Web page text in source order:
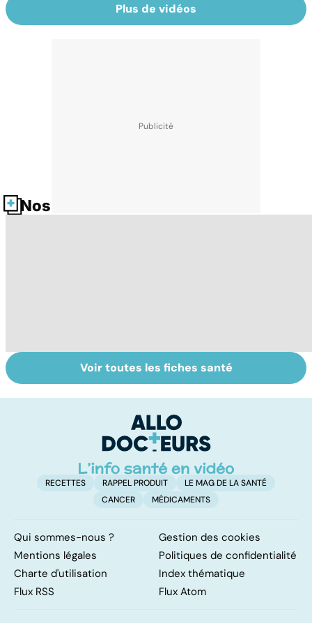
Plus de vidéos
Nos fiches santé
coeliaque :
Allergies
alimentaires : le
l'assiette
Voir toutes les fiches santé
RECETTES RAPPEL PRODUIT
LE MAG DE LA SANTÉ
CANCER
MÉDICAMENTS
Qui sommes-nous ?
Gestion des cookies
Mentions légales
Politiques de confidentialité
Charte d'utilisation
Index thématique
Flux RSS
Flux Atom